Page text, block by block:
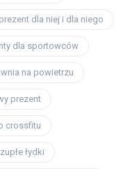
dla niej i dla niego
dla sportowców
na powietrzu
prezent
crossfitu
łydki